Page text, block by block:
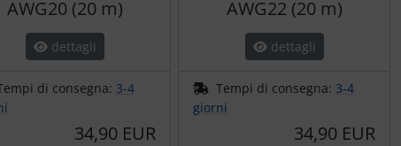
AWG20 (20 m)
dettagli
di consegna: 3-4
34,90 EUR
AWG22 (20 m)
dettagli
Tempi di consegna: 3-4
giorni
34,90 EUR